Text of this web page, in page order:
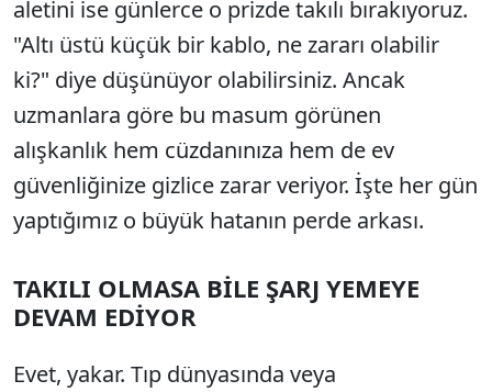
aletini ise günlerce o prizde takılı bırakıyoruz.
"Altı üstü küçük bir kablo, ne zararı olabilir
ki?" diye düşünüyor olabilirsiniz. Ancak
uzmanlara göre bu masum görünen
alışkanlık hem cüzdanınıza hem de ev
güvenliğinize gizlice zarar veriyor. İşte her gün
yaptığımız o büyük hatanın perde arkası.
TAKILI OLMASA BİLE ŞARJ YEMEYE
DEVAM EDİYOR
Evet, yakar. Tıp dünyasında veya